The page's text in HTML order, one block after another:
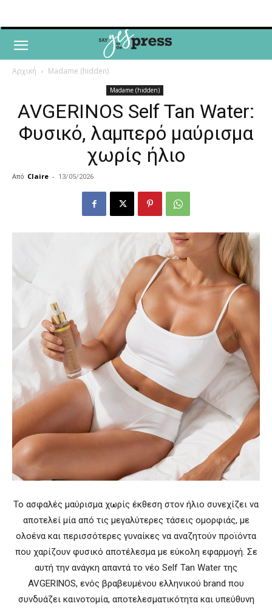
Αρχική Madame (hidden)
Madame (hidden)
AVGERINOS Self Tan Water:
Φυσικό, λαμπερό μαύρισμα
χωρίς ήλιο
Από Claire - 13/05/2026
Το ασφαλές μαύρισμα χωρίς έκθεση στον ήλιο συνεχίζει να
αποτελεί μία από τις μεγαλύτερες τάσεις ομορφιάς, με
ολοένα και περισσότερες γυναίκες να αναζητούν προϊόντα
που χαρίζουν φυσικό αποτέλεσμα με εύκολη εφαρμογή. Σε
αυτή την ανάγκη απαντά το νέο Self Tan Water της
AVGERINOS, ενός βραβευμένου ελληνικού brand που
συνδυάζει καινοτομία, αποτελεσματικότητα και υπεύθυνη